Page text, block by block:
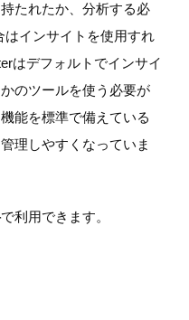
たれたか、分析する必
インサイトを使用すれ
はデフォルトでインサイ
のツールを使う必要が
能を標準で備えている
理しやすくなっていま
で利用できます。